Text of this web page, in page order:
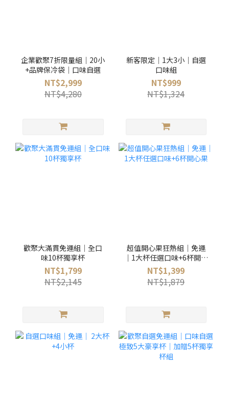
企業歡聚7折限量組｜20小
+品牌保冷袋｜口味自選
NT$2,999
NT$4,280
新客限定｜1大3小｜自選
口味組
NT$999
NT$1,324
歡聚大滿貫免運組｜全口
味10杯獨享杯
NT$1,799
NT$2,145
超值開心果狂熱組｜免運
｜1大杯任選口味+6杯開心
果
NT$1,399
NT$1,879